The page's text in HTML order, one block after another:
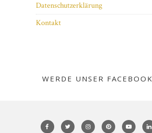
Datenschutzerklärung
Kontakt
WERDE UNSER